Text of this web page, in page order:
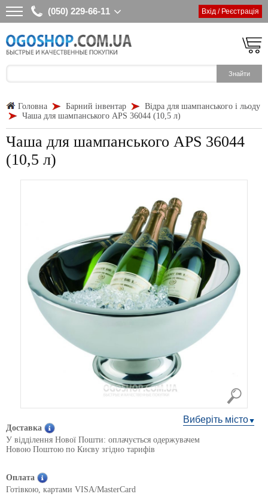
(050) 229-66-11 Вхід / Реєстрація
Головна Барний інвентар
Відра для шампанського і льоду
Чаша для шампанського APS 36044 (10,5 л)
Чаша для шампанського APS 36044
(10,5 л)
Виберіть місто
Доставка
У відділення Нової Пошти: оплачується одержувачем
Новою Поштою по Києву згідно тарифів
Оплата
Готівкою, картами VISA/MasterCard